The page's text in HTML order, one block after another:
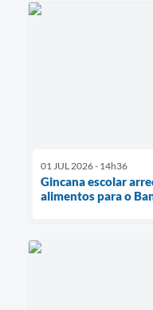
01 JUL 2026 - 14h36
Gincana escolar
alimentos para o